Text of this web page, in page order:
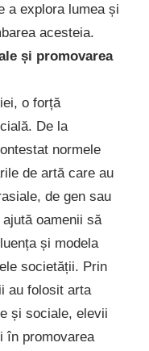
a explora lumea și
acesteia.
și promovarea
o forță
De la
normele
de artă care au
de gen sau
oamenii să
și modela
societății. Prin
au folosit arta
și sociale, elevii
în promovarea